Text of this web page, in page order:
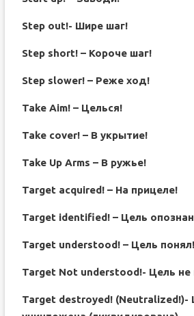
Step out!- Шире шаг!
Step short! – Короче шаг!
Step slower! – Реже ход!
Take Aim! – Целься!
Take cover! – В укрытие!
Take Up Arms – В ружье!
Target acquired! – На прицеле!
Target identified! – Цель
Target understood! – Цель понял!
Target Not understood!- Цель не
Target destroyed! (Neutralized!)-